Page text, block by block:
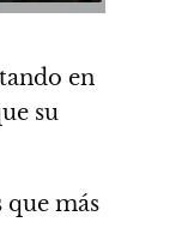
en
su
más